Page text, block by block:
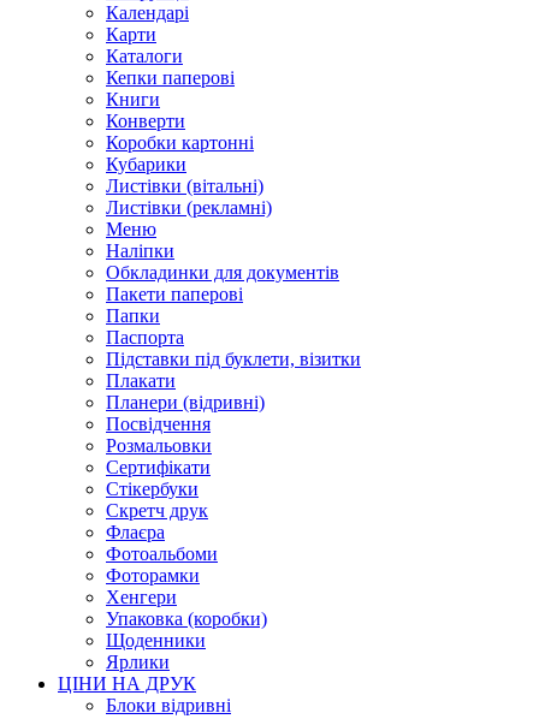
Календарі
Карти
Каталоги
Кепки паперові
Книги
Конверти
Коробки картонні
Кубарики
Листівки (вітальні)
Листівки (рекламні)
Меню
Наліпки
Обкладинки для документів
Пакети паперові
Папки
Паспорта
Підставки під буклети, візитки
Плакати
Планери (відривні)
Посвідчення
Розмальовки
Сертифікати
Стікербуки
Скретч друк
Флаєра
Фотоальбоми
Фоторамки
Хенгери
Упаковка (коробки)
Щоденники
Ярлики
ЦІНИ НА ДРУК
Блоки відривні